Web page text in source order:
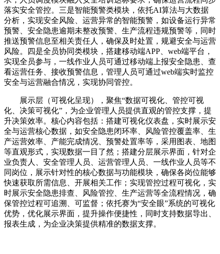
落实安全管控。三是智能预警类模块，依托AI算法与大数据
分析，实现安全风险、运营异常的智能预警，如设备运行异常
预警、安全隐患逾期未整改预警、生产流程违规预警等，同时
推送预警信息至相关责任人，确保及时处置，规避安全与运营
风险。四是全员协同类模块，搭建移动端APP、web端平台，
实现全员参与，一线作业人员可通过移动端上报安全隐患、查
看运营任务、接收预警信息，管理人员可通过web端实时监控
安全与运营融合情况，实现协同管控。
展示层（可视化呈现），聚焦“数据可视化、管控可视
化、决策可视化”，为企业管理人员提供直观的管控支撑，提
升决策效率。核心内容包括：搭建可视化仪表盘，实时展示安
全与运营核心数据，如安全隐患闭环率、风险管控覆盖率、生
产运营效率、产能完成情况、预警处置率等，采用图表、地图
等直观形式，实现数据一目了然；搭建分层展示界面，针对企
业负责人、安全管理人员、运营管理人员、一线作业人员等不
同岗位，展示针对性的核心数据与功能模块，确保各岗位能够
快速获取所需信息、开展相关工作；实现管控过程可视化，实
时展示安全隐患排查、风险管控、生产运营等全流程情况，确
保管控过程可追溯、可监督；依托赛为“安全眼”系统的可视化
优势，优化展示界面，提升操作便捷性，同时支持数据导出、
报表生成，为企业决策提供精准的数据支撑。